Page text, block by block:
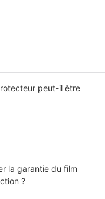
peut-il être
la garantie du film
?